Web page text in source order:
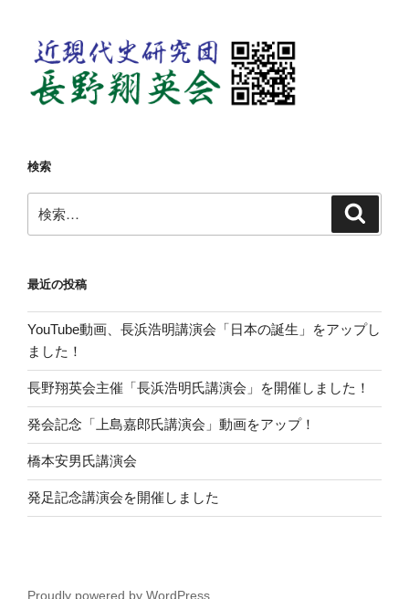
検索
索:
最近の投稿
YouTube動画、長浜浩明講演会「日本の誕生」をアップし
ました！
長野翔英会主催「長浜浩明氏講演会」を開催しました！
発会記念「上島嘉郎氏講演会」動画をアップ！
橋本安男氏講演会
発足記念講演会を開催しました
Proudly powered by WordPress